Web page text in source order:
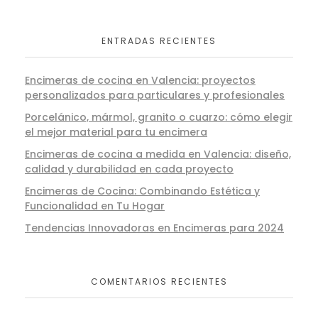
ENTRADAS RECIENTES
Encimeras de cocina en Valencia: proyectos
personalizados para particulares y profesionales
Porcelánico, mármol, granito o cuarzo: cómo elegir
el mejor material para tu encimera
Encimeras de cocina a medida en Valencia: diseño,
calidad y durabilidad en cada proyecto
Encimeras de Cocina: Combinando Estética y
Funcionalidad en Tu Hogar
Tendencias Innovadoras en Encimeras para 2024
COMENTARIOS RECIENTES